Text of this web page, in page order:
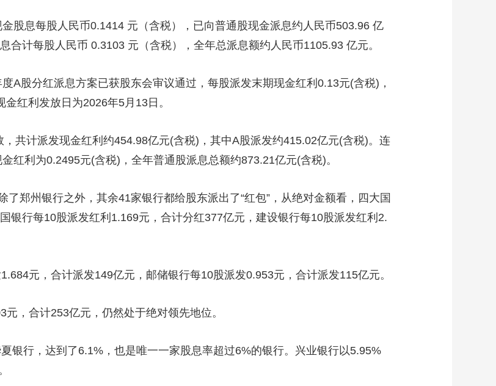
总台企业白名单
息每股人民币0.1414 元（含税），已向普通股现金派息约人民币503.96 亿
合计每股人民币 0.3103 元（含税），全年总派息额约人民币1105.93 亿元。
股分红派息方案已获股东会审议通过，每股派发末期现金红利0.13元(含税)，
红利发放日为2026年5月13日。
计派发现金红利约454.98亿元(含税)，其中A股派发约415.02亿元(含税)。连
红利为0.2495元(含税)，全年普通股派息总额约873.21亿元(含税)。
州银行之外，其余41家银行都给股东派出了“红包”，从绝对金额看，四大国
银行每10股派发红利1.169元，合计分红377亿元，建设银行每10股派发红利2.
元，合计派发149亿元，邮储银行每10股派发0.953元，合计派发115亿元。
合计253亿元，仍然处于绝对领先地位。
行，达到了6.1%，也是唯一一家股息率超过6%的银行。兴业银行以5.95%